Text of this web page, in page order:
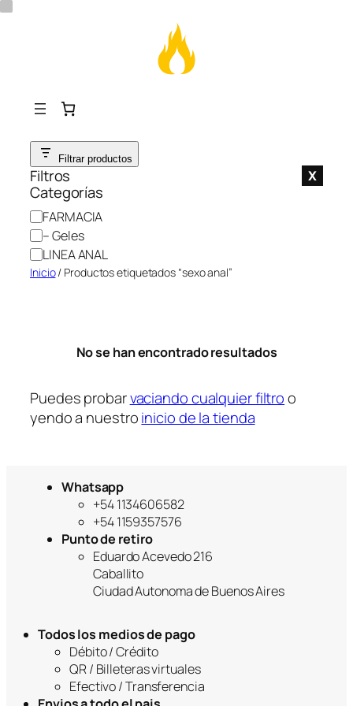
Saltar
contenido
Filtrar productos
Filtros X
Categorías
C
a
t
e
FARMACIA
– Geles
LINEA ANAL
Inicio/ Productos etiquetados “sexo anal”
No se han encontrado resultados
Puedes probarvaciando cualquier filtroo
yendo a nuestroinicio de la tienda
Whatsapp
+54 1134606582
+54 1159357576
Punto de retiro
Eduardo Acevedo 216
Caballito
Ciudad Autonoma de Buenos Aires
Todos los medios de pago
Débito / Crédito
QR / Billeteras virtuales
Efectivo / Transferencia